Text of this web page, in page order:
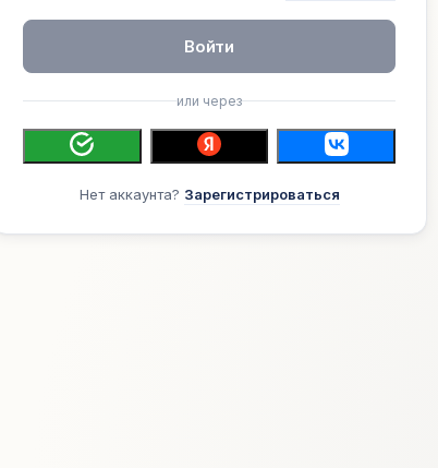
Войти
или через
Нет аккаунта? Зарегистрироваться